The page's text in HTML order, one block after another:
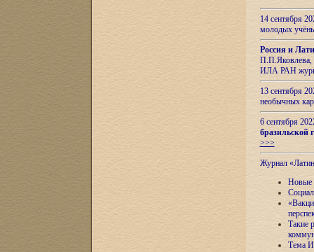
14 сентября
молодых
Россия и
П.П.Яковлева,
ИЛА РАН
13 сентября
необычных
6 сентября
бразильской
>>>
Журнал
Новые
Такие
Тема